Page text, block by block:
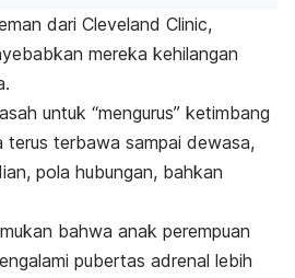
dari Cleveland Clinic,
mereka kehilangan
untuk “mengurus” ketimbang
terus terbawa sampai dewasa,
pola hubungan, bahkan
bahwa anak perempuan
pubertas adrenal lebih